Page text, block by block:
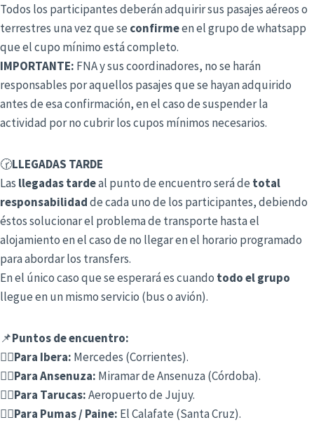
Todos los participantes deberán adquirir sus pasajes aéreos o
terrestres una vez que se confirmeen el grupo de whatsapp
que el cupo mínimo está completo.
IMPORTANTE: FNA y sus coordinadores, no se harán
responsables por aquellos pasajes que se hayan adquirido
antes de esa confirmación, en el caso de suspender la
actividad por no cubrir los cupos mínimos necesarios.
🕝LLEGADAS TARDE
Las llegadas tardeal punto de encuentro será de total
responsabilidadde cada uno de los participantes, debiendo
éstos solucionar el problema de transporte hasta el
alojamiento en el caso de no llegar en el horario programado
para abordar los transfers.
En el único caso que se esperará es cuando todo el grupo
llegue en un mismo servicio (bus o avión).
📌Puntos de encuentro:
👉🏻Para Ibera: Mercedes (Corrientes).
👉🏻Para Ansenuza: Miramar de Ansenuza (Córdoba).
👉🏻Para Tarucas:Aeropuerto de Jujuy.
👉🏻Para Pumas / Paine: El Calafate (Santa Cruz).